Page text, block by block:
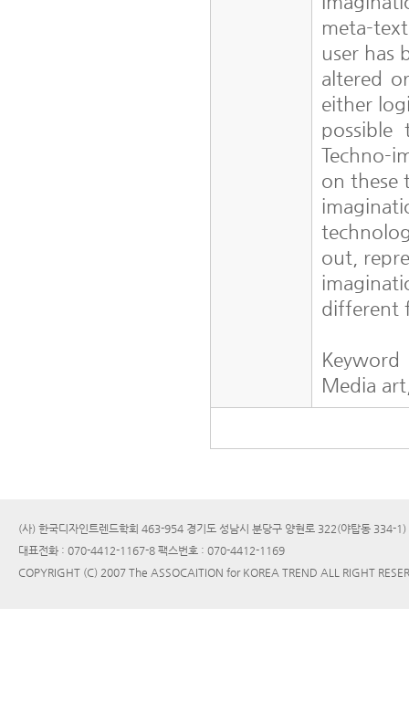
meta-
user has
altered
either
possible
Techno-
on these
out,
different
Keyword
Media
(사) 한국디자인트렌드학회 463-954 경기도 성남시 분당구 양현로 322(야탑동 334-
대표전화 : 070-4412-1167-8 팩스번호 : 070-4412-1169
COPYRIGHT (C) 2007 The ASSOCAITION for KOREA TREND ALL RIGHT